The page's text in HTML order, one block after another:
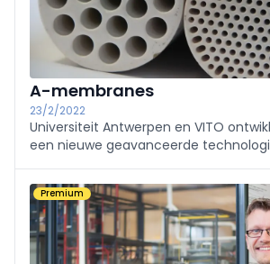
A-membranes
23/2/2022
Universiteit Antwerpen en VITO
een nieuwe geavanceerde
A-membranes zal deze robuuste,
technologie nu gecommercialiseerd
potentieel is er om ...
Premium